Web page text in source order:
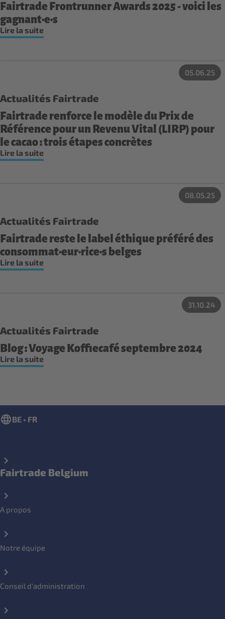
Fairtrade Frontrunner Awards 2025 - voici les
gagnant·e·s
Lire la suite
05.06.25
Actualités Fairtrade
Fairtrade renforce le modèle du Prix de
Référence pour un Revenu Vital (LIRP) pour
le cacao : trois étapes concrètes
Lire la suite
08.05.25
Actualités Fairtrade
Fairtrade reste le label éthique préféré des
consommat·eur·rice·s belges
Lire la suite
31.10.24
Actualités Fairtrade
Blog : Voyage Koffiecafé septembre 2024
Lire la suite
BE • FR
Fairtrade Belgium
A propos
Notre équipe
Conseil d'administration